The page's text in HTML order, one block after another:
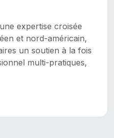
expertise croisée
et nord-américain,
un soutien à la fois
multi-pratiques,